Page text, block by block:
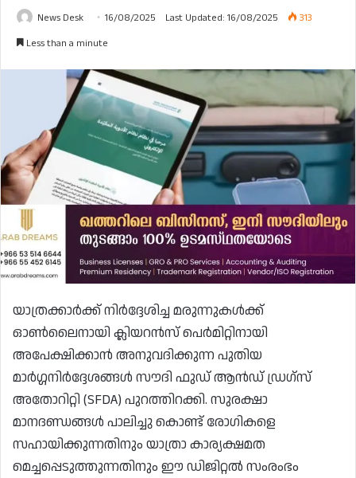
News Desk 16/08/2025 Last Updated: 16/08/2025
313
Less than a minute
യാത്രക്കാർക്ക് നിർദ്ദേശിച്ച മരുന്നുകൾക്ക്
ഓൺലൈനായി ക്ലിയറൻസ് പെർമിറ്റിനായി
അപേക്ഷിക്കാൻ അനുവദിക്കുന്ന പുതിയ
മാർഗ്ഗനിർദ്ദേശങ്ങൾ സൗദി ഫുഡ് ആൻഡ് ഡ്രഗ്സ്
അതോറിറ്റി (SFDA) പുറത്തിറക്കി. സുരക്ഷാ
മാനദണ്ഡങ്ങൾ പാലിച്ചു കൊണ്ട് രോഗികളെ
സഹായിക്കുന്നതിനും യാത്രാ കാര്യക്ഷമത
മെച്ചപ്പെടുത്തുന്നതിനും ഈ ഡിജിറ്റൽ സംരംഭം